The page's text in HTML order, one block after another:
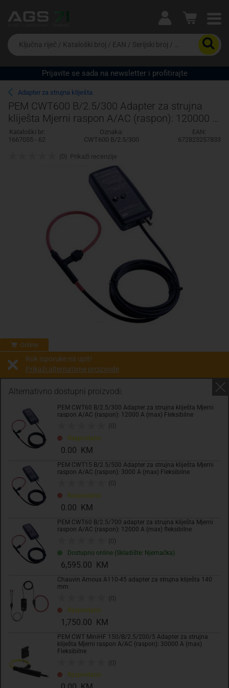
Ova postavka prilagođava asortiman proizvoda i
cijene vašim potrebama.
Da
biste
potražili
proizvod,
unesite
ključnu
riječ,
kataloški
broj,
EAN
ili
Prijavite se sada na newsletter i profitirajte
Adapter za strujna kliješta
PEM CWT600 B/2.5/300 Adapter za strujna
kliješta Mjerni raspon A/AC (raspon): 120000 A
(max) Fleksibilne
Kataloški br:
1667055 - 62
Oznaka:
CWT600 B/2.5/300
EAN:
672823257833
Online
Alternativno dostupni proizvodi:
PEM CWT60 B/2.5/300 Adapter za strujna kliješta Mjerni
raspon A/AC (raspon): 12000 A (max) Fleksibilne
(0)
Rasprodano
0.00 KM
PEM CWT15 B/2.5/500 Adapter za strujna kliješta Mjerni
raspon A/AC (raspon): 3000 A (max) Fleksibilne
(0)
Rasprodano
0.00 KM
PEM CWT60 B/2.5/700 adapter za strujna kliješta Mjerni
raspon A/AC (raspon): 12000 A (max) fleksibilne
(0)
Dostupno online (Skladište: Njemačka)
6,595.00 KM
Chauvin Arnoux A110-45 adapter za strujna kliješta 140
mm
(0)
Rasprodano
1,750.00 KM
PEM CWT MiniHF 150/B/2.5/200/5 Adapter za strujna
kliješta Mjerni raspon A/AC (raspon): 30000 A (max)
Fleksibilne
(0)
Rasprodano
Rok isporuke na upit!
Prikaži alternativne proizvode
Prodaja i slanje od: Architektengruppe S71 d.o.o.
Cijena na upit
0.00 KM
sa PDV Troškovi dostave
Komada
Dodaj u košaricu
Dodati na listu želja
(0) Prikaži recenzije
Tehničke specifikacije